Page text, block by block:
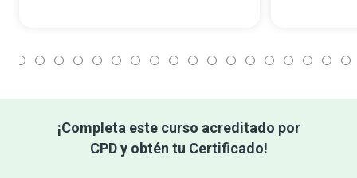
¡Completa este curso acreditado por
CPD y obtén tu Certificado!